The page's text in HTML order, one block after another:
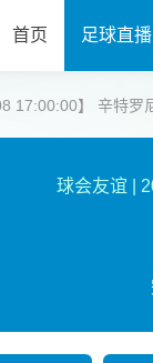
首页 足球直播
17:00:00】 辛特罗
球会友谊